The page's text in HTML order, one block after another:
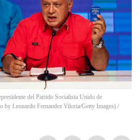
del Partido Socialista Unido de
by Leonardo Fernandez Viloria/Getty Images) /